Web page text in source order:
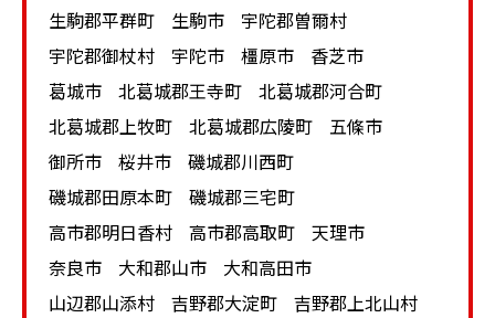
るため、お手元に使っていないものがある場合は、現時
点での査定額を確認しておきましょう。
高級家具
買取対応メーカー
◆karimoku(カリモク家具) ◆cassina(カッシー
ナ) ◆arflex(アルフレックス) ◆ACTUS(アクタ
ス) ◆MOLTENI（モルテーニ） ◆Minotti（ミ
生駒郡平群町
生駒市
宇陀郡曽爾村
宇陀郡御杖村
宇陀市 橿原市
香芝市
葛城市
北葛城郡王寺町
北葛城郡河合町
北葛城郡上牧町
北葛城郡広陵町
五條市
御所市
桜井市
磯城郡川西町
磯城郡田原本町
磯城郡三宅町
高市郡明日香村
高市郡高取町
天理市
奈良市
大和郡山市
大和高田市
山辺郡山添村
吉野郡大淀町
吉野郡上北山村